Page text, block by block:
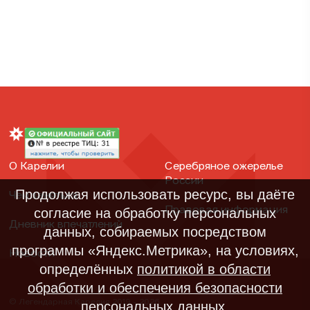
О Карелии
Чем заняться
Дневник впечатлений
Новости
Серебряное ожерелье
России
Правовая информация
© Легендарная Карелия 2019 - 2026,
Продолжая использовать ресурс, вы даёте
согласие на обработку персональных
данных, собираемых посредством
программы «Яндекс.Метрика», на условиях,
определённых политикой в области
обработки и обеспечения безопасности
персональных данных